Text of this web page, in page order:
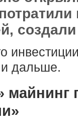
и дальше.
майнинг